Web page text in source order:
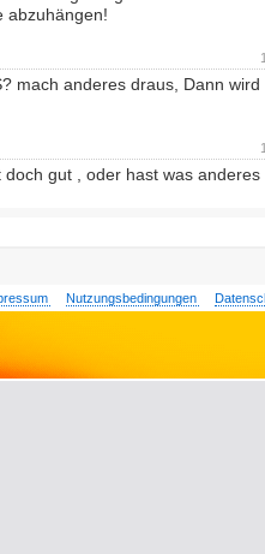
abzuhängen!
mach anderes draus, Dann wird
doch gut , oder hast was anderes
Nutzungsbedingungen